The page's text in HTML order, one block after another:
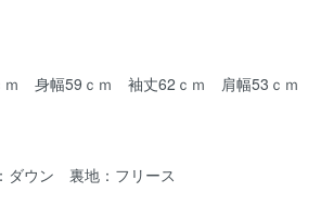
ｍ 身幅59ｃｍ 袖丈62ｃｍ 肩幅53ｃｍ
ダウン 裏地：フリース